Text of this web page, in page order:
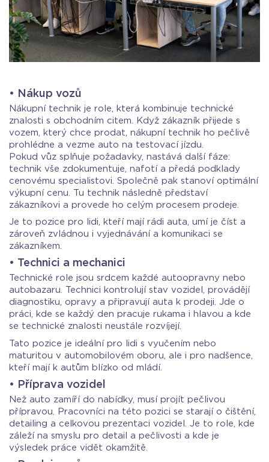
• Nákup vozů
Nákupní technik je role, která kombinuje technické
znalosti s obchodním citem. Když zákazník přijede s
vozem, který chce prodat, nákupní technik ho pečlivě
prohlédne a vezme auto na testovací jízdu.
Pokud vůz splňuje požadavky, nastává další fáze:
technik vše zdokumentuje, nafotí a předá podklady
cenovému specialistovi. Společně pak stanoví optimální
výkupní cenu. Tu technik následně představí
zákazníkovi a provede ho celým procesem prodeje.
Je to pozice pro lidi, kteří mají rádi auta, umí je číst a
zároveň zvládnou i vyjednávání a komunikaci se
zákazníkem.
• Technici a mechanici
Technické role jsou srdcem každé autoopravny nebo
autobazaru. Technici kontrolují stav vozidel, provádějí
diagnostiku, opravy a připravují auta k prodeji. Jde o
práci, kde se každý den pracuje rukama i hlavou a kde
se technické znalosti neustále rozvíjejí.
Tato pozice je ideální pro lidi s vyučením nebo
maturitou v automobilovém oboru, ale i pro nadšence,
kteří mají k autům blízko od mládí.
• Příprava vozidel
Než auto zamíří do nabídky, musí projít pečlivou
přípravou. Pracovníci na této pozici se starají o čištění,
detailing a celkovou prezentaci vozidel. Je to role, kde
záleží na smyslu pro detail a pečlivosti a kde je
výsledek práce vidět okamžitě.